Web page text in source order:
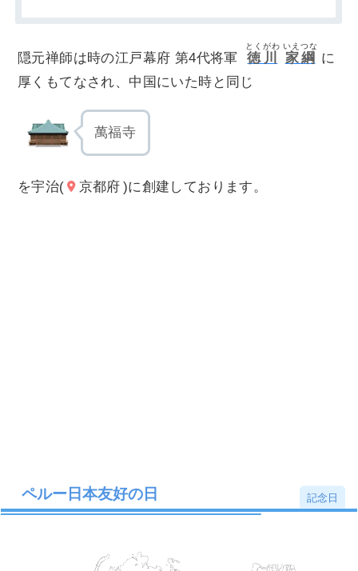
隠元禅師は時の江戸幕府 第4代将軍 徳川
とくがわ
家綱
いえつな
に
厚くもてなされ、中国にいた時と同じ
萬福寺
を宇治( 京都府 )に創建しております。
ペルー日本友好の日 記念日